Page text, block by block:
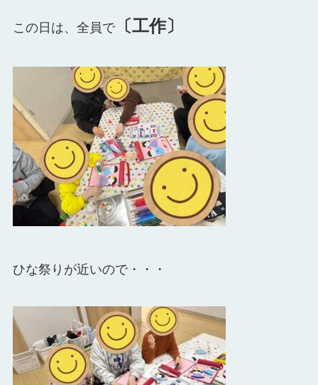
この日は、全員で〔工作〕
ひな祭りが近いので・・・